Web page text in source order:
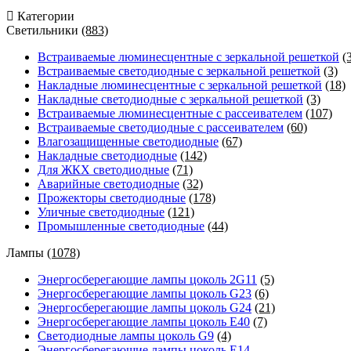
Категории
Светильники (883)
Встраиваемые люминесцентные с зеркальной решеткой
Встраиваемые светодиодные с зеркальной решеткой (3)
Накладные люминесцентные с зеркальной решеткой (18)
Накладные светодиодные с зеркальной решеткой (3)
Встраиваемые люминесцентные с рассеивателем (107)
Встраиваемые светодиодные с рассеивателем (60)
Влагозащищенные светодиодные (67)
Накладные светодиодные (142)
Для ЖКХ светодиодные (71)
Аварийные светодиодные (32)
Прожекторы светодиодные (178)
Уличные светодиодные (121)
Промышленные светодиодные (44)
Лампы (1078)
Энергосберегающие лампы цоколь 2G11 (5)
Энергосберегающие лампы цоколь G23 (6)
Энергосберегающие лампы цоколь G24 (21)
Энергосберегающие лампы цоколь Е40 (7)
Светодиодные лампы цоколь G9 (4)